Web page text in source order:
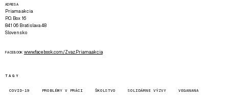
ADRESA
Priama akcia
P.O. Box 16
841 06 Bratislava 48
Slovensko
FACEBOOK www.facebook.com/Zvaz.Priama.akcia
TAGY
COVID-19 PROBLÉMY V PRÁCI ŠKOLSTVO SOLIDÁRNE VÝZVY VEGANANA